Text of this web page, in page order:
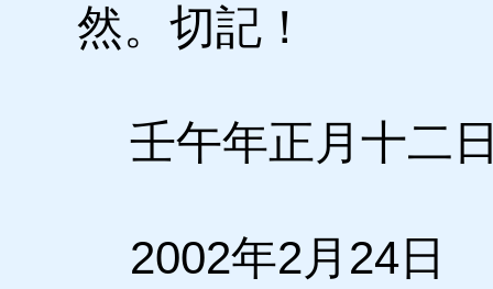
然。切記！
壬午年正月十二
2002年2月24日